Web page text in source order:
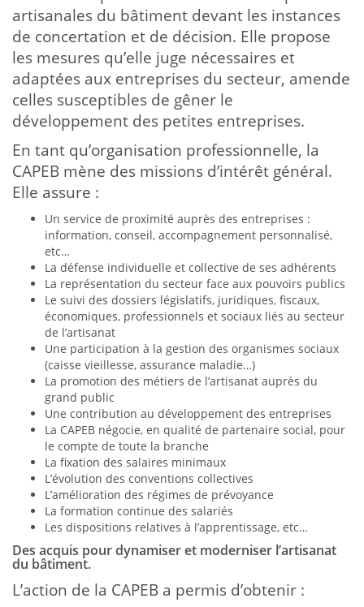
artisanales du bâtiment devant les instances
de concertation et de décision. Elle propose
les mesures qu’elle juge nécessaires et
adaptées aux entreprises du secteur, amende
celles susceptibles de gêner le
développement des petites entreprises.
En tant qu’organisation professionnelle, la
CAPEB mène des missions d’intérêt général.
Elle assure :
Un service de proximité auprès des entreprises :
information, conseil, accompagnement personnalisé,
etc…
La défense individuelle et collective de ses adhérents
La représentation du secteur face aux pouvoirs publics
Le suivi des dossiers législatifs, juridiques, fiscaux,
économiques, professionnels et sociaux liés au secteur
de l’artisanat
Une participation à la gestion des organismes sociaux
(caisse vieillesse, assurance maladie…)
La promotion des métiers de l’artisanat auprès du
grand public
Une contribution au développement des entreprises
La CAPEB négocie, en qualité de partenaire social, pour
le compte de toute la branche
La fixation des salaires minimaux
L’évolution des conventions collectives
L’amélioration des régimes de prévoyance
La formation continue des salariés
Les dispositions relatives à l’apprentissage, etc…
Des acquis pour dynamiser et moderniser l’artisanat
du bâtiment.
L’action de la CAPEB a permis d’obtenir :